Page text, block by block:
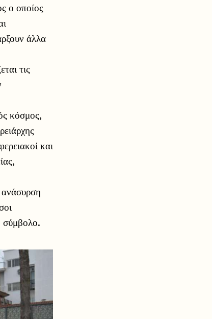
ο οποίος
άλλα
τις
κόσμος,
και
ανάσυρση
σύμβολο.